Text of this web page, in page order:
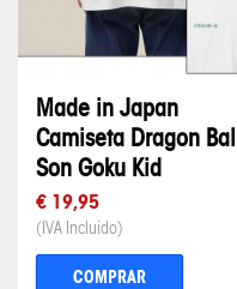
Made in Japan
Camiseta Dragon
Son Goku Kid
€ 19,95
(IVA Incluido)
COMPRAR